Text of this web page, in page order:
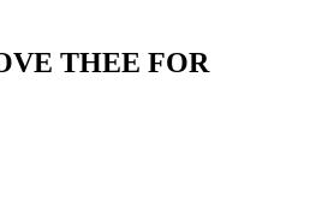
THEE FOR